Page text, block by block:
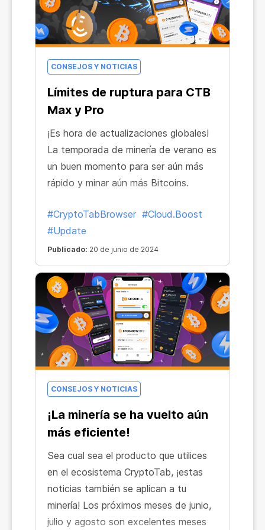
CONSEJOS Y NOTICIAS
Límites de ruptura para CTB
Max y Pro
¡Es hora de actualizaciones globales!
La temporada de minería de verano es
un buen momento para ser aún más
rápido y minar aún más Bitcoins.
#CryptoTabBrowser #Cloud.Boost
#Update
Publicado: 20 de junio de 2024
CONSEJOS Y NOTICIAS
¡La minería se ha vuelto aún
más eficiente!
Sea cual sea el producto que utilices
en el ecosistema CryptoTab, ¡estas
noticias también se aplican a tu
minería! Los próximos meses de junio,
julio y agosto son excelentes meses